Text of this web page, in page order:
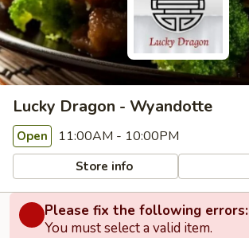
Lucky Dragon - Wyandotte
Open 11:00AM - 10:00PM
Store info
Please fix the following errors:
You must select a valid item.